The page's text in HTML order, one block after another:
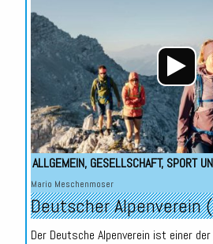
ALLGEMEIN, GESELLSCHAFT, SPORT
Mario Meschenmoser
Deutscher Alpenverein
Der Deutsche Alpenverein ist einer